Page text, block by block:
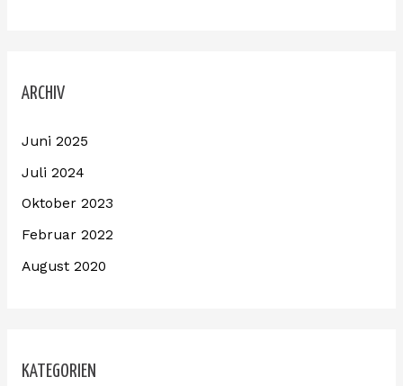
ARCHIV
Juni 2025
Juli 2024
Oktober 2023
Februar 2022
August 2020
KATEGORIEN